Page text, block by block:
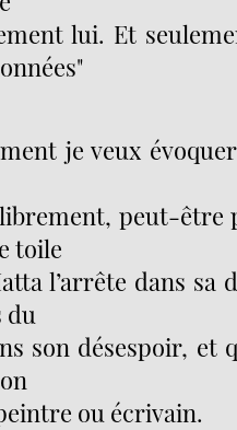
lui. Et
je veux
peut-être
toile
l’arrête dans sa
du
son désespoir, et
ou écrivain.